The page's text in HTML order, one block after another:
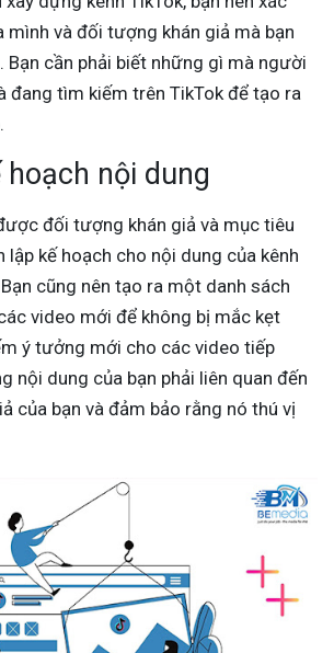
mình và đối tượng khán giả mà bạn
Bạn cần phải biết những gì mà người
đang tìm kiếm trên TikTok để tạo ra
hoạch nội dung
đối tượng khán giả và mục tiêu
lập kế hoạch cho nội dung của kênh
cũng nên tạo ra một danh sách
video mới để không bị mắc kẹt
ý tưởng mới cho các video tiếp
nội dung của bạn phải liên quan đến
của bạn và đảm bảo rằng nó thú vị